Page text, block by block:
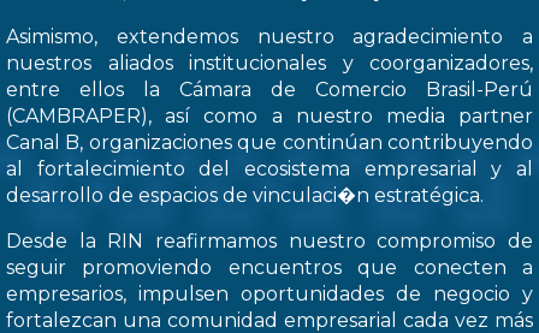
Asimismo, extendemos nuestro agradecimiento a
nuestros aliados institucionales y coorganizadores,
entre ellos la Cámara de Comercio Brasil-Perú
(CAMBRAPER), así como a nuestro media partner
Canal B, organizaciones que continúan contribuyendo
al fortalecimiento del ecosistema empresarial y al
desarrollo de espacios de vinculaci�n estratégica.
Desde la RIN reafirmamos nuestro compromiso de
seguir promoviendo encuentros que conecten a
empresarios, impulsen oportunidades de negocio y
fortalezcan una comunidad empresarial cada vez más